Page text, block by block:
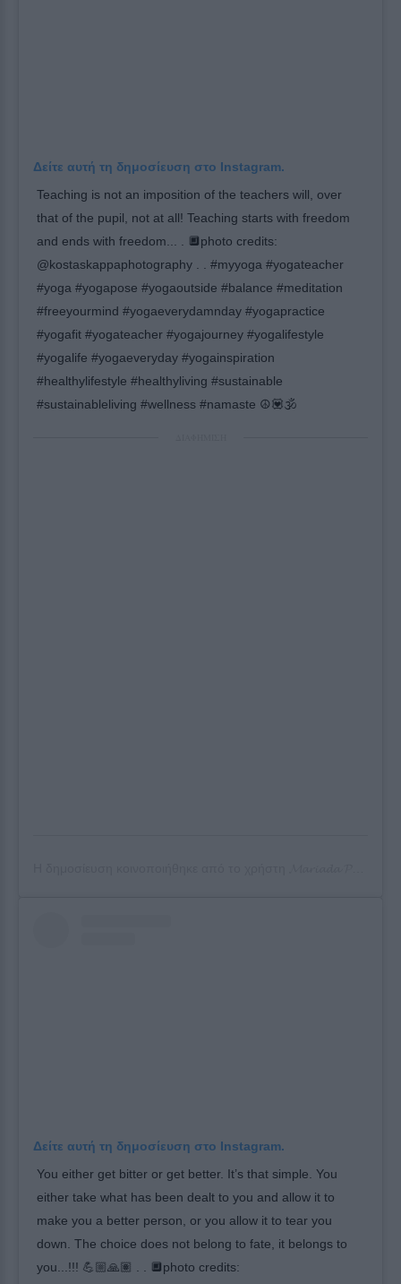
Δείτε αυτή τη δημοσίευση στο Instagram.
Teaching is not an imposition of the teachers will, over
that of the pupil, not at all! Teaching starts with freedom
and ends with freedom... . 🔲photo credits:
@kostaskappaphotography . . #myyoga #yogateacher
#yoga #yogapose #yogaoutside #balance #meditation
#freeyourmind #yogaeverydamnday #yogapractice
#yogafit #yogateacher #yogajourney #yogalifestyle
#yogalife #yogaeveryday #yogainspiration
#healthylifestyle #healthyliving #sustainable
#sustainableliving #wellness #namaste ☮️💟🕉
Δείτε αυτή τη δημοσίευση στο Instagram.
You either get bitter or get better. It’s that simple. You
either take what has been dealt to you and allow it to
make you a better person, or you allow it to tear you
down. The choice does not belong to fate, it belongs to
you...!!! 💪🏼🙏🏽 . . 🔲photo credits: